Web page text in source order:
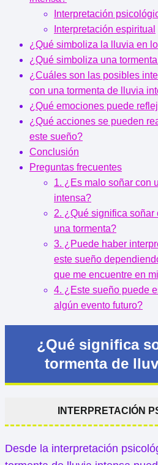
Interpretación
Interpretación espiritual
¿Qué simboliza la lluvia en
¿Qué simboliza una
¿Cuáles son las posibles
con una tormenta de lluvia
¿Qué emociones puede
¿Qué acciones se pueden
este sueño?
Conclusión
Preguntas frecuentes
1. ¿Es malo soñar con
intensa?
2. ¿Qué significa
una tormenta?
3. ¿Puede haber
este sueño
que me encuentre en
4. ¿Este sueño puede
algún evento futuro?
¿Qué significa
tormenta de
INTERPRETACIÓN
Desde la interpretación